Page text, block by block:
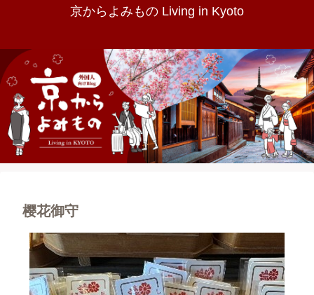
京からよみもの Living in Kyoto
樱花御守